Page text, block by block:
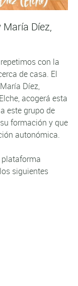
Díez,
con la
de casa. El
Díez,
acogerá esta
este grupo de
formación y que
autonómica.
siguientes